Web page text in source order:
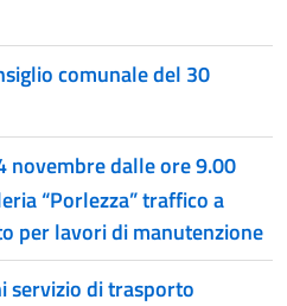
comunale del 30
novembre dalle ore 9.00
“Porlezza” traffico a
per lavori di manutenzione
servizio di trasporto